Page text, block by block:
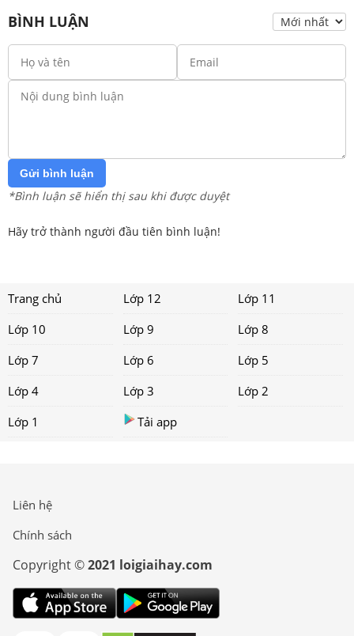
BÌNH LUẬN
Gửi bình luận
*Bình luận sẽ hiển thị sau khi được duyệt
Hãy trở thành người đầu tiên bình luận!
Trang chủ Lớp 12
Lớp 11
Lớp 10
Lớp 9
Lớp 8
Lớp 7
Lớp 6
Lớp 5
Lớp 4
Lớp 3
Lớp 2
Lớp 1
Tải app
Liên hệ
Chính sách
Copyright ©2021 loigiaihay.com